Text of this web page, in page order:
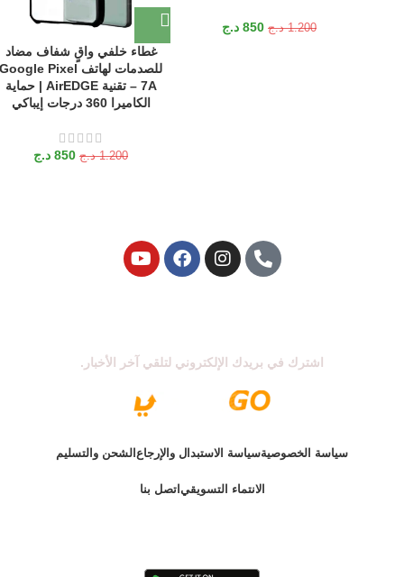
1.200 د.ج 850 د.ج
غطاء خلفي واقٍ شفاف مضاد
للصدمات لهاتف Google Pixel
7A – تقنية AirEDGE | حماية
الكاميرا 360 درجات إيباكي
1.200 د.ج 850 د.ج
اشترك في بريدك الإلكتروني لتلقي آخر الأخبار.
سياسة الخصوصيةسياسة الاستبدال والإرجاعالشحن والتسليم
الانتماء التسويقياتصل بنا